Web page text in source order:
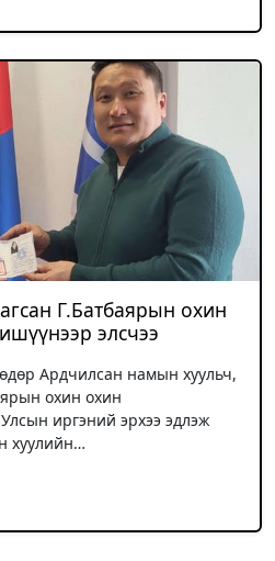
Г.Батбаярын охин
элсчээ
Ардчилсан намын хуульч,
охин охин
иргэний эрхээ эдлэж
хуулийн…